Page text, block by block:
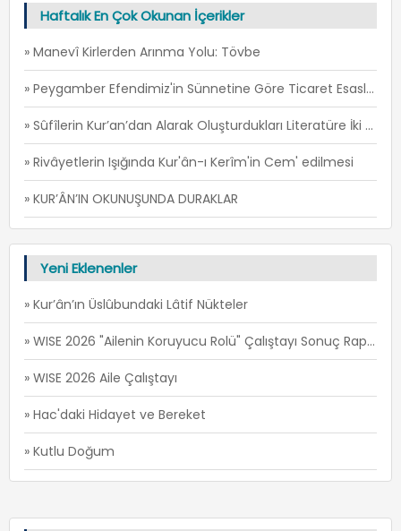
Haftalık En Çok Okunan İçerikler
» Manevî Kirlerden Arınma Yolu: Tövbe
» Peygamber Efendimiz'in Sünnetine Göre Ticaret Esasları -1
» Sûfîlerin Kur’an’dan Alarak Oluşturdukları Literatüre İki Örnek: İ’TİSÂM ve FİRÂR -1
» Rivâyetlerin Işığında Kur'ân-ı Kerîm'in Cem' edilmesi
» KUR’ÂN’IN OKUNUŞUNDA DURAKLAR
Yeni Eklenenler
» Kur’ân’ın Üslûbundaki Lâtif Nükteler
» WISE 2026 "Ailenin Koruyucu Rolü" Çalıştayı Sonuç Raporu
» WISE 2026 Aile Çalıştayı
» Hac'daki Hidayet ve Bereket
» Kutlu Doğum